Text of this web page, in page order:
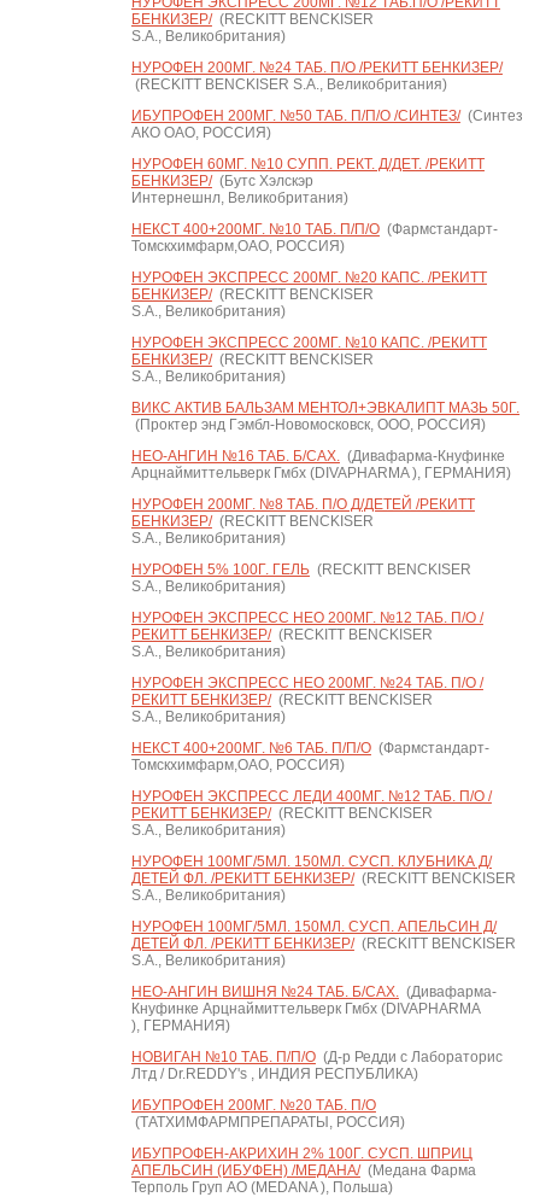
БЕНКИЗЕР/(RECKITT BENCKISER
S.A., Великобритания)
НУРОФЕН 200МГ. №24 ТАБ. П/О /РЕКИТТ БЕНКИЗЕР/
(RECKITT BENCKISER S.A., Великобритания)
ИБУПРОФЕН 200МГ. №50 ТАБ. П/П/О /СИНТЕЗ/(Синтез
АКО ОАО, РОССИЯ)
НУРОФЕН 60МГ. №10 СУПП. РЕКТ. Д/ДЕТ. /РЕКИТТ
БЕНКИЗЕР/(Бутс Хэлскэр
Интернешнл, Великобритания)
НЕКСТ 400+200МГ. №10 ТАБ. П/П/О(Фармстандарт-
Томскхимфарм,ОАО, РОССИЯ)
НУРОФЕН ЭКСПРЕСС 200МГ. №20 КАПС. /РЕКИТТ
БЕНКИЗЕР/(RECKITT BENCKISER
S.A., Великобритания)
НУРОФЕН ЭКСПРЕСС 200МГ. №10 КАПС. /РЕКИТТ
БЕНКИЗЕР/(RECKITT BENCKISER
S.A., Великобритания)
ВИКС АКТИВ БАЛЬЗАМ МЕНТОЛ+ЭВКАЛИПТ МАЗЬ 50Г.
(Проктер энд Гэмбл-Новомосковск, ООО, РОССИЯ)
НЕО-АНГИН №16 ТАБ. Б/САХ.(Дивафарма-Кнуфинке
Арцнаймиттельверк Гмбх (DIVAPHARMA ), ГЕРМАНИЯ)
НУРОФЕН 200МГ. №8 ТАБ. П/О Д/ДЕТЕЙ /РЕКИТТ
БЕНКИЗЕР/(RECKITT BENCKISER
S.A., Великобритания)
НУРОФЕН 5% 100Г. ГЕЛЬ(RECKITT BENCKISER
S.A., Великобритания)
НУРОФЕН ЭКСПРЕСС НЕО 200МГ. №12 ТАБ. П/О /
РЕКИТТ БЕНКИЗЕР/(RECKITT BENCKISER
S.A., Великобритания)
НУРОФЕН ЭКСПРЕСС НЕО 200МГ. №24 ТАБ. П/О /
РЕКИТТ БЕНКИЗЕР/(RECKITT BENCKISER
S.A., Великобритания)
НЕКСТ 400+200МГ. №6 ТАБ. П/П/О(Фармстандарт-
Томскхимфарм,ОАО, РОССИЯ)
НУРОФЕН ЭКСПРЕСС ЛЕДИ 400МГ. №12 ТАБ. П/О /
РЕКИТТ БЕНКИЗЕР/(RECKITT BENCKISER
S.A., Великобритания)
НУРОФЕН 100МГ/5МЛ. 150МЛ. СУСП. КЛУБНИКА Д/
ДЕТЕЙ ФЛ. /РЕКИТТ БЕНКИЗЕР/(RECKITT BENCKISER
S.A., Великобритания)
НУРОФЕН 100МГ/5МЛ. 150МЛ. СУСП. АПЕЛЬСИН Д/
ДЕТЕЙ ФЛ. /РЕКИТТ БЕНКИЗЕР/(RECKITT BENCKISER
S.A., Великобритания)
НЕО-АНГИН ВИШНЯ №24 ТАБ. Б/САХ.(Дивафарма-
Кнуфинке Арцнаймиттельверк Гмбх (DIVAPHARMA
), ГЕРМАНИЯ)
НОВИГАН №10 ТАБ. П/П/О(Д-р Редди с Лабораторис
Лтд / Dr.REDDY's , ИНДИЯ РЕСПУБЛИКА)
ИБУПРОФЕН 200МГ. №20 ТАБ. П/О
(ТАТХИМФАРМПРЕПАРАТЫ, РОССИЯ)
ИБУПРОФЕН-АКРИХИН 2% 100Г. СУСП. ШПРИЦ
АПЕЛЬСИН (ИБУФЕН) /МЕДАНА/(Медана Фарма
Терполь Груп АО (MEDANA ), Польша)